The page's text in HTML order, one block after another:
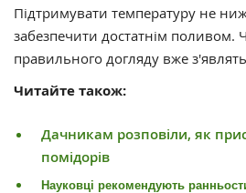
Підтримувати температуру не
забезпечити достатнім поливом.
правильного догляду вже
Читайте також:
Дачникам розповіли, як
помідорів
Науковці рекомендують